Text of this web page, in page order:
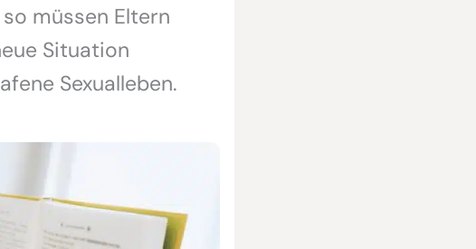
müssen Eltern
Situation
Sexualleben.